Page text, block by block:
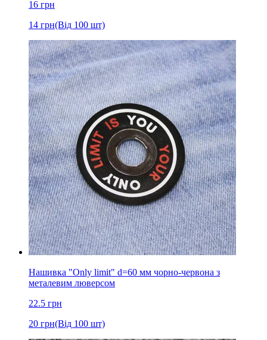
16 грн
14 грн(Від 100 шт)
Нашивка "Only limit" d=60 мм чорно-червона з
металевим люверсом
22.5 грн
20 грн(Від 100 шт)